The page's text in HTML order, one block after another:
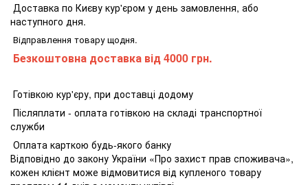
Доставка по Києву кур'єром у день замовлення, або
наступного дня.
Відправлення товару щодня.
Безкоштовна доставка від 4000 грн.
Готівкою кур'єру, при доставці додому
Післяплати - оплата готівкою на складі транспортної
служби
Оплата карткою будь-якого банку
Відповідно до закону України «Про захист прав споживача»,
кожен клієнт може відмовитися від купленого товару